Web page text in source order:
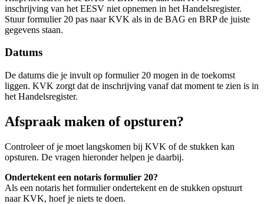
inschrijving van het EESV niet opnemen in het Handelsregister.
Stuur formulier 20 pas naar KVK als in de BAG en BRP de juiste
gegevens staan.
Datums
De datums die je invult op formulier 20 mogen in de toekomst
liggen. KVK zorgt dat de inschrijving vanaf dat moment te zien is in
het Handelsregister.
Afspraak maken of opsturen?
Controleer of je moet langskomen bij KVK of de stukken kan
opsturen. De vragen hieronder helpen je daarbij.
Ondertekent een notaris formulier 20?
Als een notaris het formulier ondertekent en de stukken opstuurt
naar KVK, hoef je niets te doen.